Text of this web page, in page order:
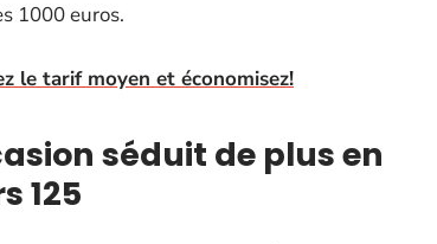
1000 euros.
le tarif moyen et économisez!
séduit de plus en
125